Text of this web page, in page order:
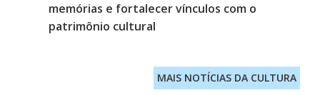
memórias e fortalecer vínculos com o
patrimônio cultural
MAIS NOTÍCIAS DA CULTURA